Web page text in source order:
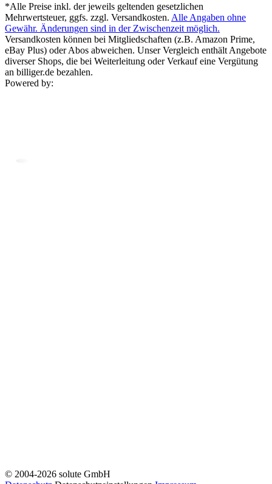
*Alle Preise inkl. der jeweils geltenden gesetzlichen
Mehrwertsteuer, ggfs. zzgl. Versandkosten. Alle Angaben ohne
Gewähr. Änderungen sind in der Zwischenzeit möglich.
Versandkosten können bei Mitgliedschaften (z.B. Amazon Prime,
eBay Plus) oder Abos abweichen. Unser Vergleich enthält Angebote
diverser Shops, die bei Weiterleitung oder Verkauf eine Vergütung
an billiger.de bezahlen.
Powered by:
© 2004-2026 solute GmbH